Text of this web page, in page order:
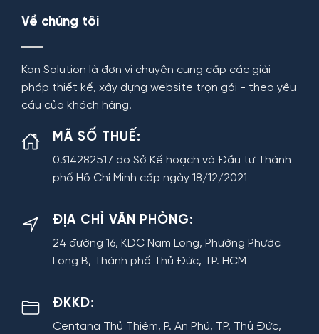
Về chúng tôi
Kan Solution là đơn vị chuyên cung cấp các giải
pháp thiết kế, xây dựng website trọn gói - theo yêu
cầu của khách hàng.
MÃ SỐ THUẾ:
0314282517 do Sở Kế hoạch và Đầu tư Thành
phố Hồ Chí Minh cấp ngày 18/12/2021
ĐỊA CHỈ VĂN PHÒNG:
24 đường 16, KDC Nam Long, Phường Phước
Long B, Thành phố Thủ Đức, TP. HCM
ĐKKD:
Centana Thủ Thiêm, P. An Phú, TP. Thủ Đức,